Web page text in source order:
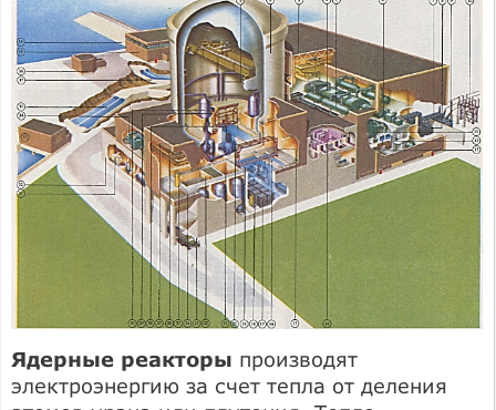
Ядерные реакторы производят
электроэнергию за счет тепла от деления